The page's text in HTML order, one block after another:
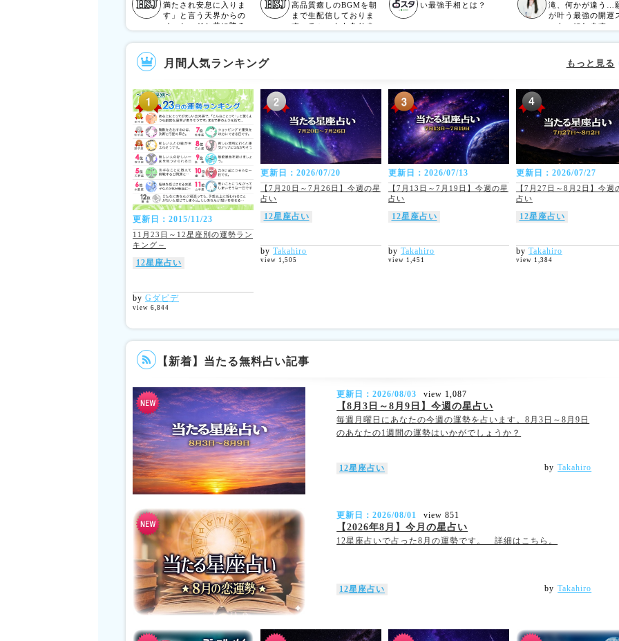
満たされ安息に入りま
す」と言う天界からの
メッセージと共に降ろ
306)
高品質癒しのBGMを朝
まで生配信しておりま
す。チャットもありま
い最強手相とは？
滝、何かが違う…
が叶う最強の開運
ットへにします。
月間人気ランキング もっと見る
更新日：2015/11/23
11月23日～12星座別の運勢ラン
キング～
12星座占い
by Gダビデ
view 6,844
更新日：2026/07/20
【7月20日～7月26日】今週の星
占い
12星座占い
by Takahiro
view 1,505
更新日：2026/07/13
【7月13日～7月19日】今週の星
占い
12星座占い
by Takahiro
view 1,451
更新日：2026/07/27
【7月27日～8月2日】今週
占い
12星座占い
by Takahiro
view 1,384
【新着】当たる無料占い記事
更新日：2026/08/03 view 1,087
【8月3日～8月9日】今週の星占い
毎週月曜日にあなたの今週の運勢を占います。8月3日～8月9日
のあなたの1週間の運勢はいかがでしょうか？
12星座占い by Takahiro
更新日：2026/08/01 view 851
【2026年8月】今月の星占い
12星座占いで占った8月の運勢です。 詳細はこちら。
12星座占い by Takahiro